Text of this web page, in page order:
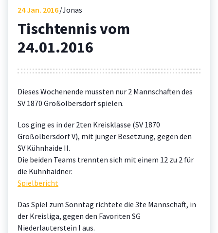
24Jan. 2016 Jonas
Tischtennis vom
24.01.2016
Dieses Wochenende mussten nur 2 Mannschaften des
SV 1870 Großolbersdorf spielen.
Los ging es in der 2ten Kreisklasse (SV 1870
Großolbersdorf V), mit junger Besetzung, gegen den
SV Kühnhaide II.
Die beiden Teams trennten sich mit einem 12 zu 2 für
die Kühnhaidner.
Spielbericht
Das Spiel zum Sonntag richtete die 3te Mannschaft, in
der Kreisliga, gegen den Favoriten SG
Niederlauterstein I aus.